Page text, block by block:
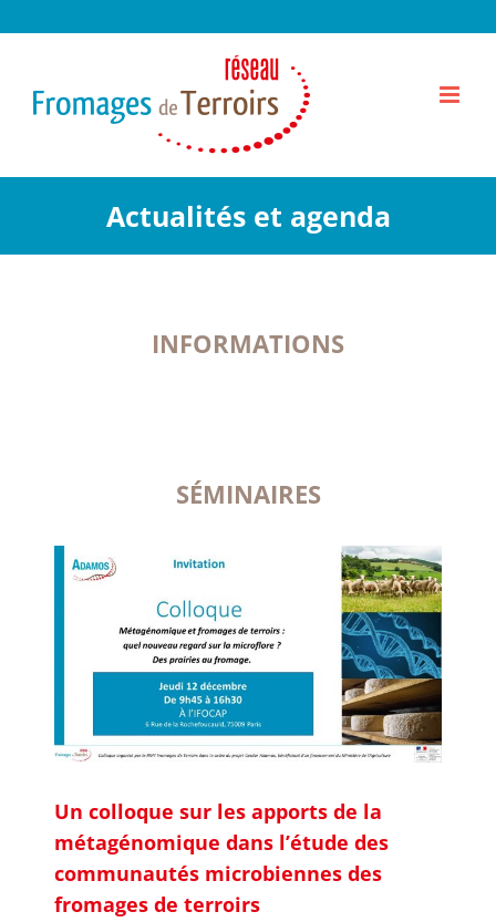
Actualités et agenda
INFORMATIONS
SÉMINAIRES
Un colloque sur les apports de la
métagénomique dans l’étude des
communautés microbiennes des
fromages de terroirs